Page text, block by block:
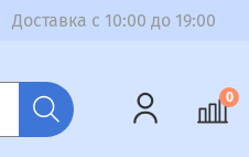
Доставка с 10:00 до 19:00
0